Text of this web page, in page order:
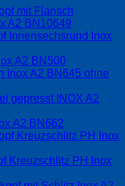
mit Flansch
A2 BN10649
Innensechsrund Inox
A2 BN500
Inox A2 BN645 ohne
gepresst INOX A2
A2 BN662
Kreuzschlitz PH Inox
Kreuzschlitz PH Inox